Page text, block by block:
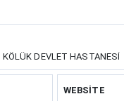
DEVLET HASTANESİ
WEBSITE